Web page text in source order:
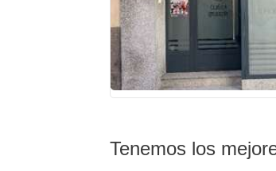
Tenemos los